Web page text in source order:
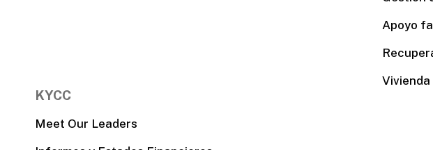
Apoyo
Vivienda
KYCC
Meet Our Leaders